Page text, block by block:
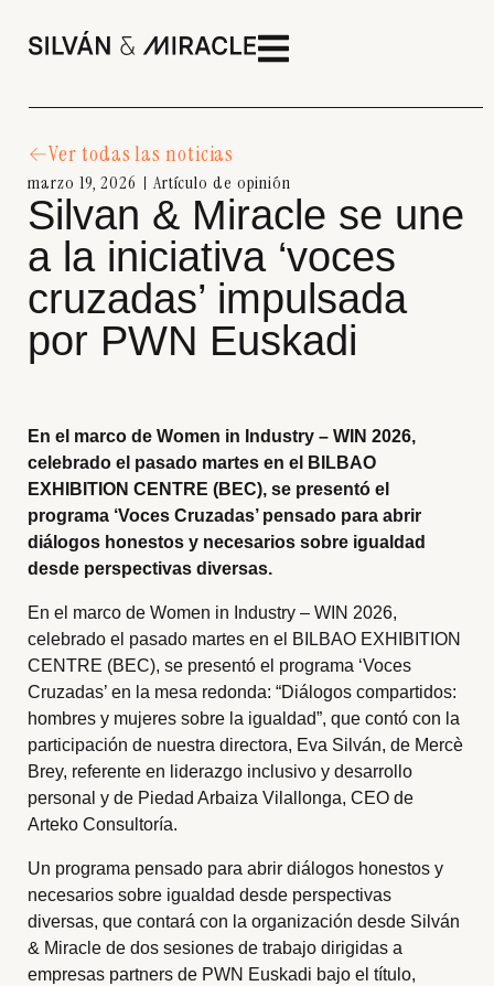
Ver todas las noticias
marzo 19, 2026 Artículo de opinión
Silvan & Miracle se une
a la iniciativa ‘voces
cruzadas’ impulsada
por PWN Euskadi
En el marco de Women in Industry – WIN 2026,
celebrado el pasado martes en el BILBAO
EXHIBITION CENTRE (BEC), se presentó el
programa ‘Voces Cruzadas’ pensado para abrir
diálogos honestos y necesarios sobre igualdad
desde perspectivas diversas.
En el marco de Women in Industry – WIN 2026,
celebrado el pasado martes en el BILBAO EXHIBITION
CENTRE (BEC), se presentó el programa ‘Voces
Cruzadas’ en la mesa redonda: “Diálogos compartidos:
hombres y mujeres sobre la igualdad”, que contó con la
participación de nuestra directora, Eva Silván, de Mercè
Brey, referente en liderazgo inclusivo y desarrollo
personal y de Piedad Arbaiza Vilallonga, CEO de
Arteko Consultoría.
Un programa pensado para abrir diálogos honestos y
necesarios sobre igualdad desde perspectivas
diversas, que contará con la organización desde Silván
& Miracle de dos sesiones de trabajo dirigidas a
empresas partners de PWN Euskadi bajo el título,